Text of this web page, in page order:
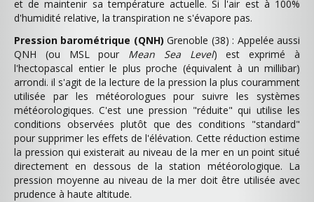
et de maintenir sa température actuelle. Si l'air est à 100%
d'humidité relative, la transpiration ne s'évapore pas.
Pression barométrique (QNH) Grenoble (38) : Appelée aussi
QNH (ou MSL pour Mean Sea Level) est exprimé à
l'hectopascal entier le plus proche (équivalent à un millibar)
arrondi. il s'agit de la lecture de la pression la plus couramment
utilisée par les météorologues pour suivre les systèmes
météorologiques. C'est une pression "réduite" qui utilise les
conditions observées plutôt que des conditions "standard"
pour supprimer les effets de l'élévation. Cette réduction estime
la pression qui existerait au niveau de la mer en un point situé
directement en dessous de la station météorologique. La
pression moyenne au niveau de la mer doit être utilisée avec
prudence à haute altitude.